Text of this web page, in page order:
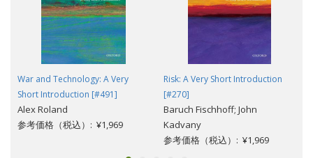
War and Technology: A Very
Short Introduction [#491]
Alex Roland
参考価格（税込）: ¥1,969
Risk: A Very Short Introduction
[#270]
Baruch Fischhoff; John
Kadvany
参考価格（税込）: ¥1,969